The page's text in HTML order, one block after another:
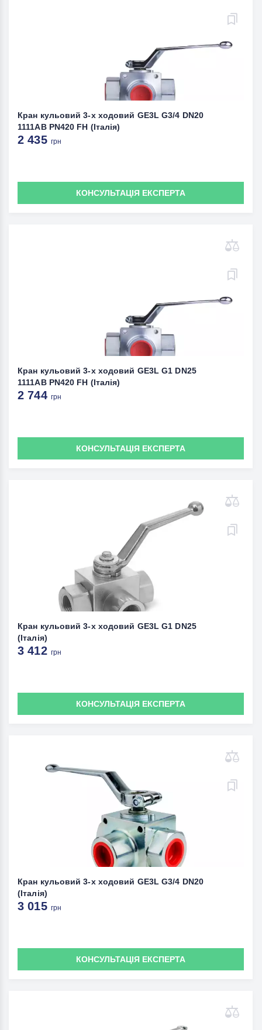
Кран кульовий 3-х ходовий GE3L G3/4 DN20
1111AB PN420 FH (Італія)
2 435 грн
КОНСУЛЬТАЦІЯ ЕКСПЕРТА
Кран кульовий 3-х ходовий GE3L G1 DN25
1111AB PN420 FH (Італія)
2 744 грн
КОНСУЛЬТАЦІЯ ЕКСПЕРТА
Кран кульовий 3-х ходовий GE3L G1 DN25
(Італія)
3 412 грн
КОНСУЛЬТАЦІЯ ЕКСПЕРТА
Кран кульовий 3-х ходовий GE3L G3/4 DN20
(Італія)
3 015 грн
КОНСУЛЬТАЦІЯ ЕКСПЕРТА